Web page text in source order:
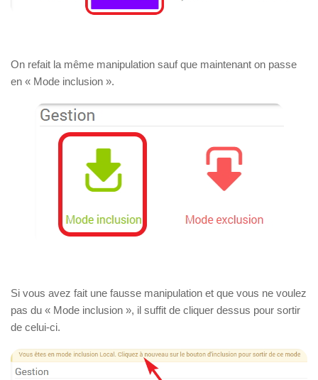
On refait la même manipulation sauf que maintenant on passe
en « Mode inclusion ».
Si vous avez fait une fausse manipulation et que vous ne voulez
pas du « Mode inclusion », il suffit de cliquer dessus pour sortir
de celui-ci.